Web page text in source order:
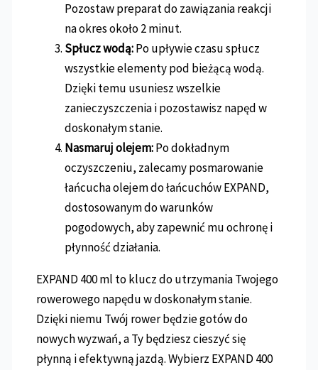
Pozostaw preparat do zawiązania reakcji
na okres około 2 minut.
Spłucz wodą:Po upływie czasu spłucz
wszystkie elementy pod bieżącą wodą.
Dzięki temu usuniesz wszelkie
zanieczyszczenia i pozostawisz napęd w
doskonałym stanie.
Nasmaruj olejem:Po dokładnym
oczyszczeniu, zalecamy posmarowanie
łańcucha olejem do łańcuchów EXPAND,
dostosowanym do warunków
pogodowych, aby zapewnić mu ochronę i
płynność działania.
EXPAND 400 ml to klucz do utrzymania Twojego
rowerowego napędu w doskonałym stanie.
Dzięki niemu Twój rower będzie gotów do
nowych wyzwań, a Ty będziesz cieszyć się
płynną i efektywną jazdą. Wybierz EXPAND 400